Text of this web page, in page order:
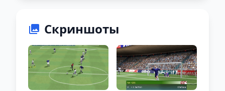
Скриншоты